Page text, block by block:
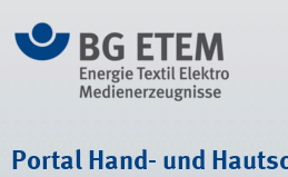
zum
Inhalt
Portal Hand- und